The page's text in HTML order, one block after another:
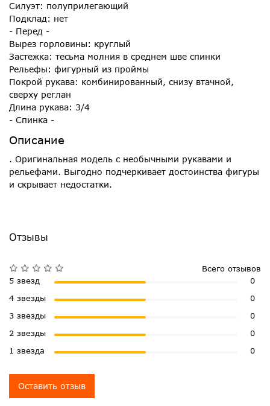
Силуэт: полуприлегающий
Подклад: нет
- Перед -
Вырез горловины: круглый
Застежка: тесьма молния в среднем шве спинки
Рельефы: фигурный из проймы
Покрой рукава: комбинированный, снизу втачной,
сверху реглан
Длина рукава: 3/4
- Спинка -
Описание
. Оригинальная модель с необычными рукавами и
рельефами. Выгодно подчеркивает достоинства фигуры
и скрывает недостатки.
Отзывы
Всего отзывов
5 звезд
0
4 звезды
0
3 звезды
0
2 звезды
0
1 звезда
0
Оставить отзыв